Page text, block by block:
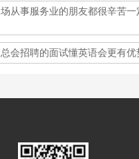
从事服务业的朋友都很辛苦一
会招聘的面试懂英语会更有优